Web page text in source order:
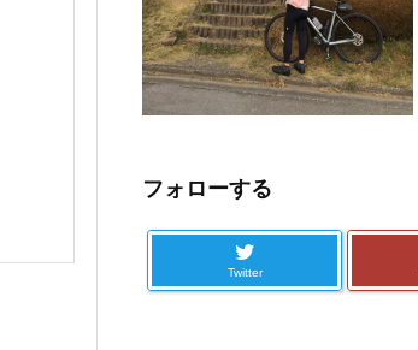
フォローする
Twitter